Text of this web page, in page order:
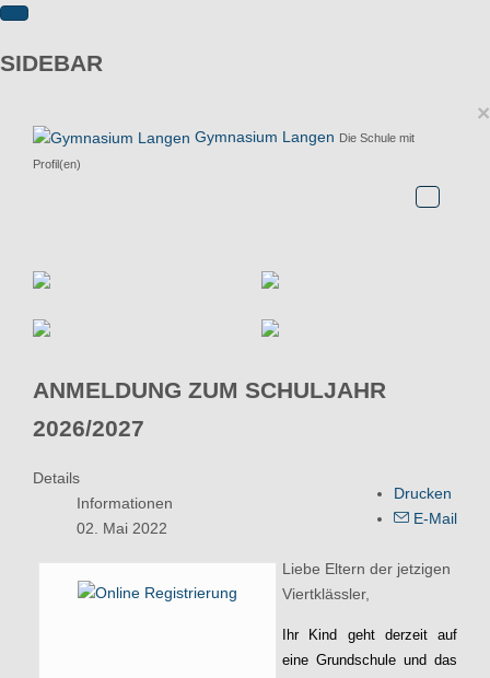
SIDEBAR
×
Gymnasium Langen Die Schule mit
Profil(en)
ANMELDUNG ZUM SCHULJAHR
2026/2027
Drucken
E-Mail
Details
Informationen
02. Mai 2022
Liebe Eltern der jetzigen
Viertklässler,
Ihr Kind geht derzeit auf
eine Grundschule und das